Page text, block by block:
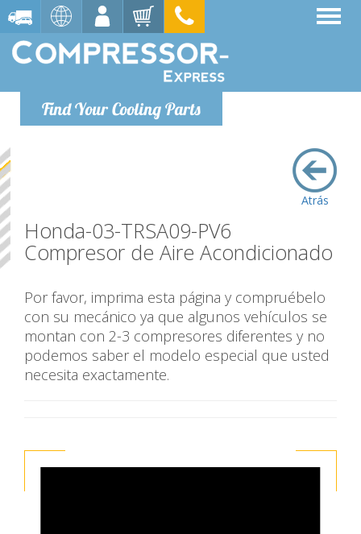
Find Your Cooling Parts
Atrás
Honda-03-TRSA09-PV6
Compresor de Aire Acondicionado
Por favor, imprima esta página y compruébelo
con su mecánico ya que algunos vehículos se
montan con 2-3 compresores diferentes y no
podemos saber el modelo especial que usted
necesita exactamente.